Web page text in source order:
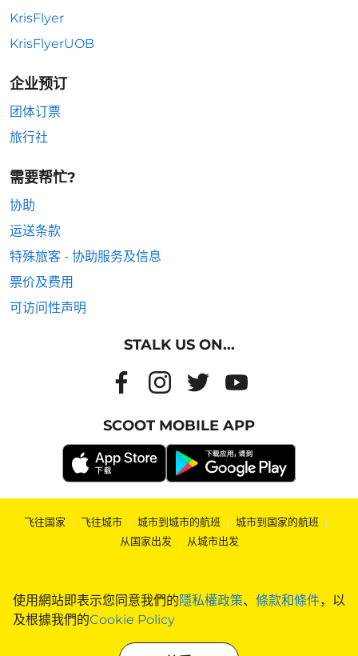
使用網站即表示您同意我們的隱私權政策、 條款和條件，以
及根據我們的Cookie Policy
KrisFlyer
KrisFlyerUOB
企业预订
团体订票
旅行社
需要帮忙?
协助
运送条款
特殊旅客 - 协助服务及信息
票价及费用
可访问性声明
STALK US ON...
SCOOT MOBILE APP
飞往国家 | 飞往城市 | 城市到城市的航班 | 城市到国家的航班 |
从国家出发 | 从城市出发